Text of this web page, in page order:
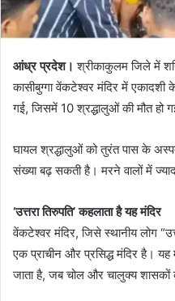
आंध्र प्रदेश। श्रीकाकुलम जिले में
कासीबुग्गा वेंकटेश्वर मंदिर में
गई, जिसमें 10 श्रद्धालुओं की मौत हो
घायल श्रद्धालुओं को तुरंत पास के
संख्या बढ़ सकती है। मरने वालों में
‘उत्तरा तिरुपति’ कहलाता है यह मंदिर
वेंकटेश्वर मंदिर, जिसे स्थानीय लोग
एक प्राचीन और प्रसिद्ध मंदिर है। यह
जाता है, जब चोल और चालुक्य शासकों